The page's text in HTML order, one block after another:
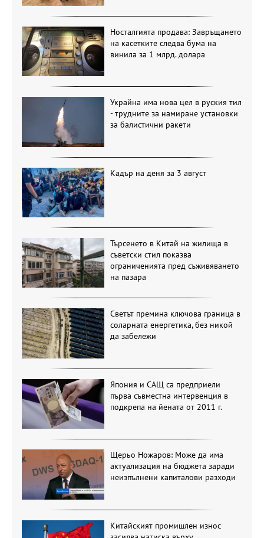
Носталгията продава: Завръщането
на касетките следва бума на
винила за 1 млрд. долара
Украйна има нова цел в руския тил
- трудните за намиране установки
за балистични ракети
Кадър на деня за 3 август
Търсенето в Китай на жилища в
съветски стил показва
ограниченията пред съживяването
на пазара
Светът премина ключова граница в
соларната енергетика, без никой
да забележи
Япония и САЩ са предприели
първа съвместна интервенция в
подкрепа на йената от 2011 г.
Щерьо Ножаров: Може да има
актуализация на бюджета заради
неизпълнени капиталови разходи
Китайският промишлен износ